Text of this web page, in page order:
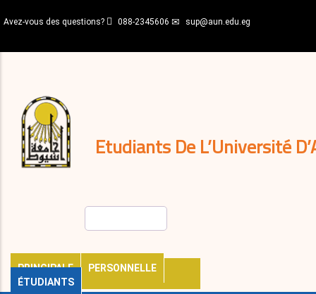
au
principal
Avez-vous des questions? 088-2345606 sup@aun.edu.eg
Etudiants De L’Université
PRINCIPALE
PERSONNELLE
ÉTUDIANTS
décisions
Expatriés
Journal